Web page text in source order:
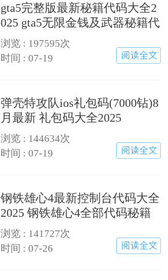
gta5完整版最新秘籍代码大全2
025 gta5无限金钱及武器秘籍代
码汇总
浏览 : 197595次
时间 : 07-19
弹壳特攻队ios礼包码(7000钻)8
月最新 礼包码大全2025
浏览 : 144634次
时间 : 07-19
钢铁雄心4最新控制台代码大全
2025 钢铁雄心4全部代码秘籍
汇总
浏览 : 141727次
时间 : 07-26